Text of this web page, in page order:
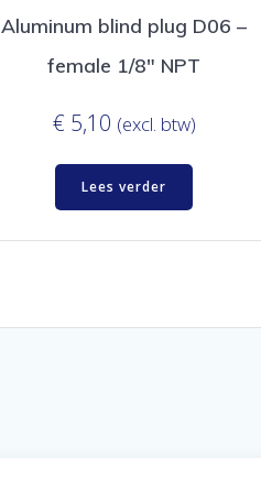
Aluminum blind plug D06 –
female 1/8″ NPT
€ 5,10 (excl. btw)
Lees verder